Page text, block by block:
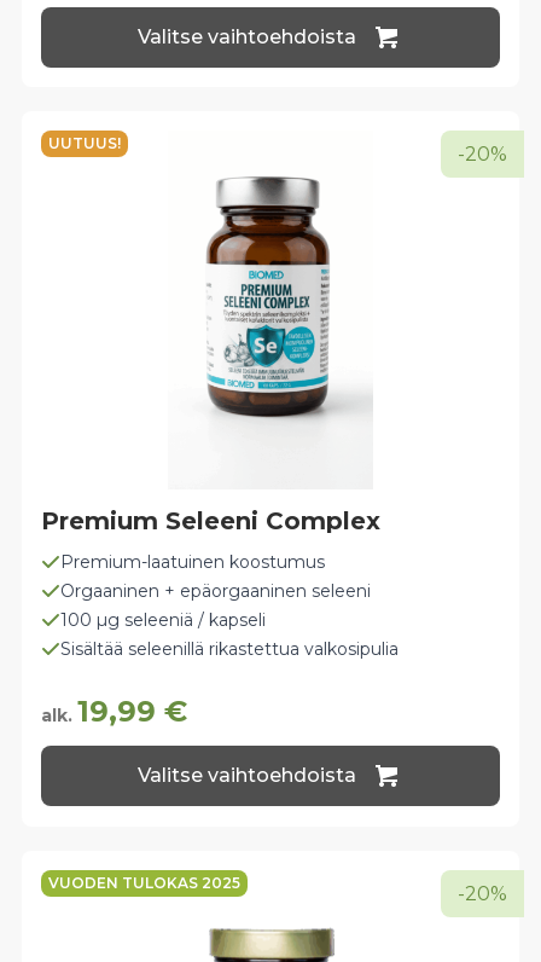
Valitse vaihtoehdoista
Tällä
tuotteella
on
Voit
tehdä
-20%
Premium-laatuinen koostumus
Orgaaninen + epäorgaaninen seleeni
100 µg seleeniä / kapseli
Sisältää seleenillä rikastettua valkosipulia
UUTUUS!
alk. 19,99€
Premium Seleeni Complex
Valitse vaihtoehdoista
Tällä
tuotteella
on
Voit
tehdä
-20%
VUODEN TULOKAS 2025